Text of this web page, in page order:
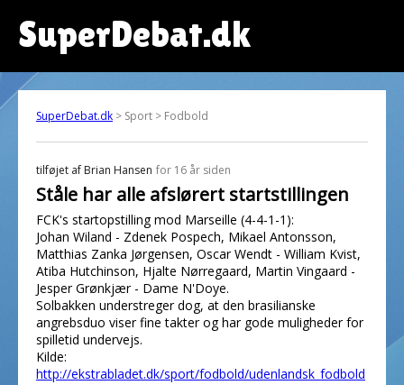
SuperDebat.dk
SuperDebat.dk > Sport > Fodbold
tilføjet af Brian Hansen for 16 år siden
Ståle har alle afslørert startstillingen
FCK's startopstilling mod Marseille (4-4-1-1):
Johan Wiland - Zdenek Pospech, Mikael Antonsson,
Matthias Zanka Jørgensen, Oscar Wendt - William Kvist,
Atiba Hutchinson, Hjalte Nørregaard, Martin Vingaard -
Jesper Grønkjær - Dame N'Doye.
Solbakken understreger dog, at den brasilianske
angrebsduo viser fine takter og har gode muligheder for
spilletid undervejs.
Kilde:
http://ekstrabladet.dk/sport/fodbold/udenlandsk_fodbold